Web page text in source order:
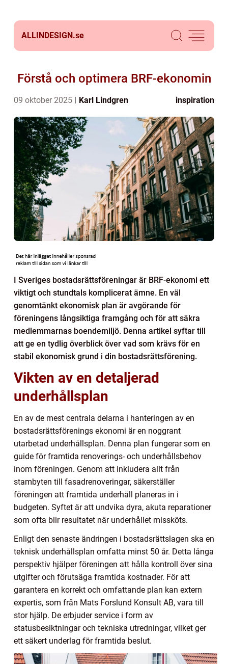
ALLINDESIGN.se
Förstå och optimera BRF-ekonomin
09 oktober 2025 Karl Lindgren inspiration
I Sveriges bostadsrättsföreningar är BRF-ekonomi ett
viktigt och stundtals komplicerat ämne. En väl
genomtänkt ekonomisk plan är avgörande för
föreningens långsiktiga framgång och för att säkra
medlemmarnas boendemiljö. Denna artikel syftar till
att ge en tydlig överblick över vad som krävs för en
stabil ekonomisk grund i din bostadsrättsförening.
Vikten av en detaljerad
underhållsplan
En av de mest centrala delarna i hanteringen av en
bostadsrättsförenings ekonomi är en noggrant
utarbetad underhållsplan. Denna plan fungerar som en
guide för framtida renoverings- och underhållsbehov
inom föreningen. Genom att inkludera allt från
stambyten till fasadrenoveringar, säkerställer
föreningen att framtida underhåll planeras in i
budgeten. Syftet är att undvika dyra, akuta reparationer
som ofta blir resultatet när underhållet missköts.
Enligt den senaste ändringen i bostadsrättslagen ska en
teknisk underhållsplan omfatta minst 50 år. Detta långa
perspektiv hjälper föreningen att hålla kontroll över sina
utgifter och förutsäga framtida kostnader. För att
garantera en korrekt och omfattande plan kan extern
expertis, som från Mats Forslund Konsult AB, vara till
stor hjälp. De erbjuder service i form av
statusbesiktningar och tekniska utredningar, vilket ger
ett säkert underlag för framtida beslut.